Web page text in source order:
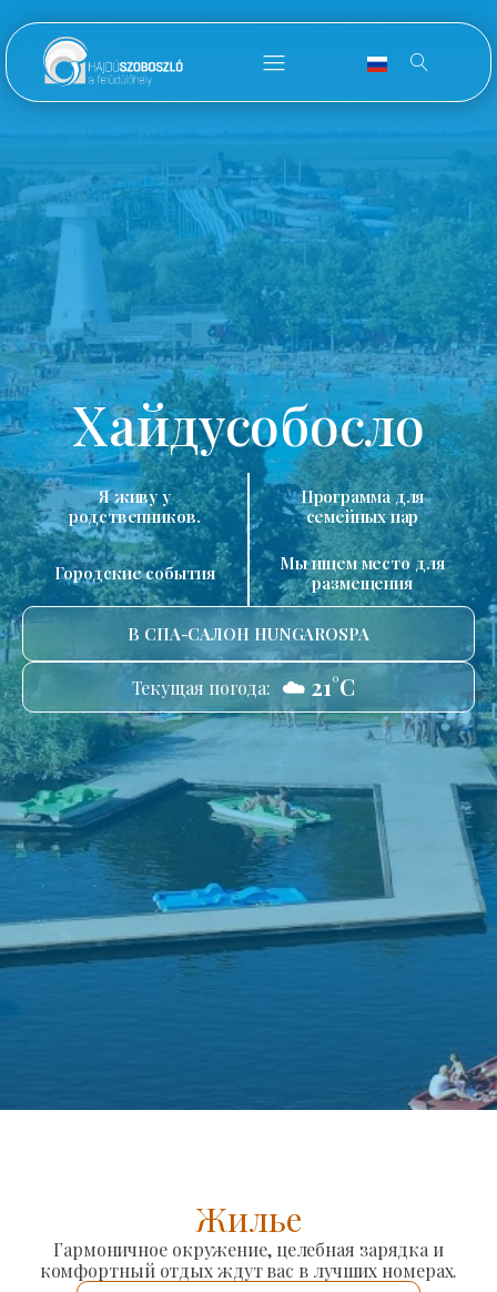
Хайдусобосло
Я живу у
родственников.
Программа для
семейных пар
Городские события
Мы ищем место для
размещения
В СПА-САЛОН HUNGAROSPA
Текущая погода: ☁️ 21°C
Жилье
Гармоничное окружение, целебная зарядка и
комфортный отдых ждут вас в лучших номерах.